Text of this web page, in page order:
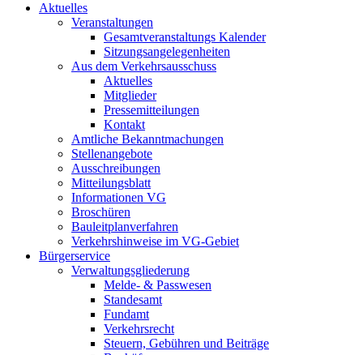
Aktuelles
Veranstaltungen
Gesamtveranstaltungs Kalender
Sitzungsangelegenheiten
Aus dem Verkehrsausschuss
Aktuelles
Mitglieder
Pressemitteilungen
Kontakt
Amtliche Bekanntmachungen
Stellenangebote
Ausschreibungen
Mitteilungsblatt
Informationen VG
Broschüren
Bauleitplanverfahren
Verkehrshinweise im VG-Gebiet
Bürgerservice
Verwaltungsgliederung
Melde- & Passwesen
Standesamt
Fundamt
Verkehrsrecht
Steuern, Gebühren und Beiträge